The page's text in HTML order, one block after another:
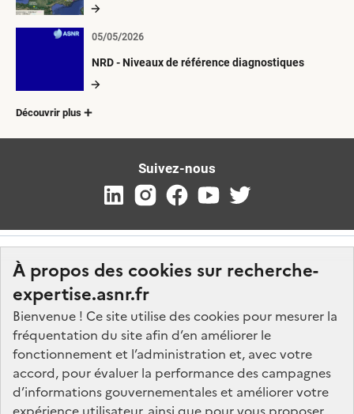
À propos des cookies sur recherche-
expertise.asnr.fr
Bienvenue ! Ce site utilise des cookies pour mesurer la
fréquentation du site afin d’en améliorer le
fonctionnement et l’administration et, avec votre
accord, pour évaluer la performance des campagnes
d’informations gouvernementales et améliorer votre
NRD - Niveaux de référence diagnostiques
05/05/2026
Découvrir plus
Suivez-nous
Nos marchés
Nos offres d'emploi
FAQ